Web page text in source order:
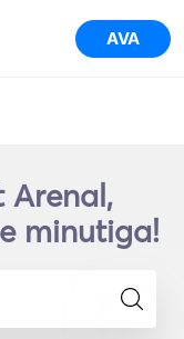
AVA
Arenal,
minutiga!